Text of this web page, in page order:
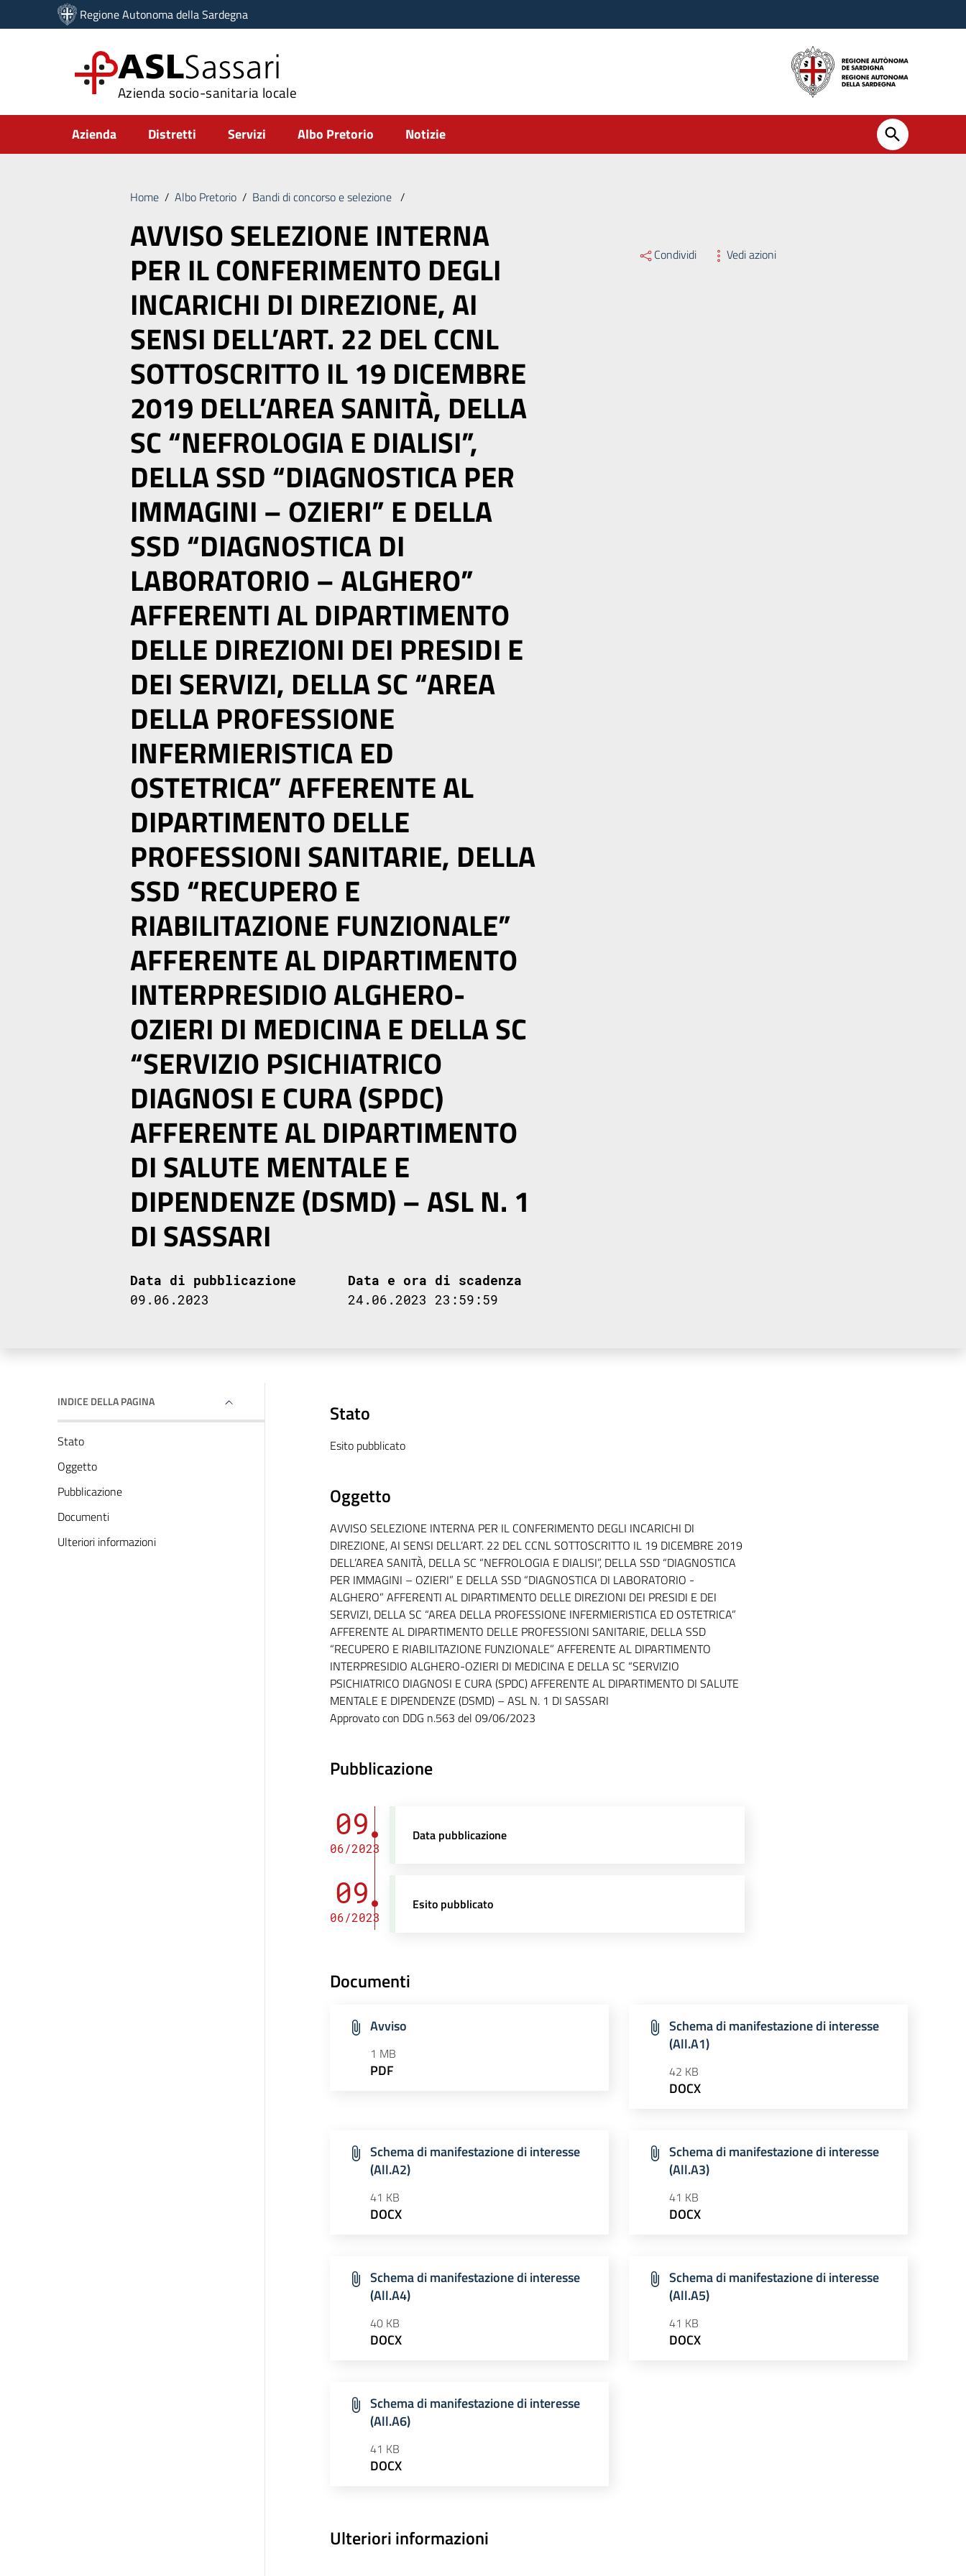
Vai ai contenuti
Vai al menu di navigazione
Regione Autonoma della Sardegna
ASLSassari
Azienda socio-sanitaria locale
Submenu
Azienda Distretti Servizi Albo Pretorio Notizie
Home / Albo Pretorio / Bandi di concorso e selezione /
AVVISO SELEZIONE INTERNA
PER IL CONFERIMENTO DEGLI
INCARICHI DI DIREZIONE, AI
SENSI DELL’ART. 22 DEL CCNL
SOTTOSCRITTO IL 19 DICEMBRE
2019 DELL’AREA SANITÀ, DELLA
SC “NEFROLOGIA E DIALISI”,
DELLA SSD “DIAGNOSTICA PER
IMMAGINI – OZIERI” E DELLA
SSD “DIAGNOSTICA DI
LABORATORIO – ALGHERO”
AFFERENTI AL DIPARTIMENTO
DELLE DIREZIONI DEI PRESIDI E
DEI SERVIZI, DELLA SC “AREA
DELLA PROFESSIONE
INFERMIERISTICA ED
OSTETRICA” AFFERENTE AL
DIPARTIMENTO DELLE
PROFESSIONI SANITARIE, DELLA
SSD “RECUPERO E
RIABILITAZIONE FUNZIONALE”
AFFERENTE AL DIPARTIMENTO
INTERPRESIDIO ALGHERO-
OZIERI DI MEDICINA E DELLA SC
“SERVIZIO PSICHIATRICO
DIAGNOSI E CURA (SPDC)
AFFERENTE AL DIPARTIMENTO
DI SALUTE MENTALE E
DIPENDENZE (DSMD) – ASL N. 1
DI SASSARI
Condividi Vedi azioni
Data di pubblicazione
09.06.2023
Data e ora di scadenza
24.06.2023 23:59:59
INDICE DELLA PAGINA
Stato
Oggetto
Pubblicazione
Documenti
Ulteriori informazioni
Stato
Esito pubblicato
Oggetto
AVVISO SELEZIONE INTERNA PER IL CONFERIMENTO DEGLI INCARICHI DI
DIREZIONE, AI SENSI DELL’ART. 22 DEL CCNL SOTTOSCRITTO IL 19 DICEMBRE 2019
DELL’AREA SANITÀ, DELLA SC “NEFROLOGIA E DIALISI”, DELLA SSD “DIAGNOSTICA
PER IMMAGINI – OZIERI” E DELLA SSD “DIAGNOSTICA DI LABORATORIO -
ALGHERO” AFFERENTI AL DIPARTIMENTO DELLE DIREZIONI DEI PRESIDI E DEI
SERVIZI, DELLA SC “AREA DELLA PROFESSIONE INFERMIERISTICA ED OSTETRICA”
AFFERENTE AL DIPARTIMENTO DELLE PROFESSIONI SANITARIE, DELLA SSD
“RECUPERO E RIABILITAZIONE FUNZIONALE” AFFERENTE AL DIPARTIMENTO
INTERPRESIDIO ALGHERO-OZIERI DI MEDICINA E DELLA SC “SERVIZIO
PSICHIATRICO DIAGNOSI E CURA (SPDC) AFFERENTE AL DIPARTIMENTO DI SALUTE
MENTALE E DIPENDENZE (DSMD) – ASL N. 1 DI SASSARI
Approvato con DDG n.563 del 09/06/2023
Pubblicazione
09
06/2023
Data pubblicazione
09
06/2023
Esito pubblicato
Documenti
Avviso
1 MB
PDF
Schema di manifestazione di interesse
(All.A1)
42 KB
DOCX
Schema di manifestazione di interesse
(All.A2)
41 KB
DOCX
Schema di manifestazione di interesse
(All.A3)
41 KB
DOCX
Schema di manifestazione di interesse
(All.A4)
40 KB
DOCX
Schema di manifestazione di interesse
(All.A5)
41 KB
DOCX
Schema di manifestazione di interesse
(All.A6)
41 KB
DOCX
Ulteriori informazioni